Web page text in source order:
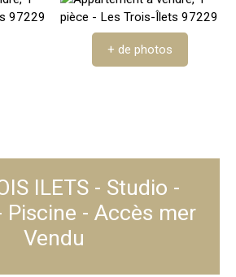
+ de photos
ILETS - Studio -
Piscine - Accès mer
Vendu